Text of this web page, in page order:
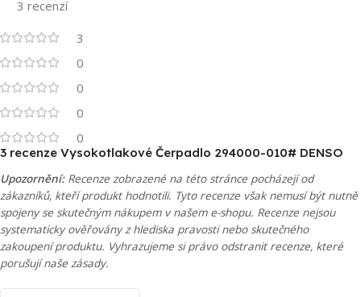
3 recenzí
3
0
0
0
0
3 recenze Vysokotlakové Čerpadlo 294000-010# DENSO
Upozornění:Recenze zobrazené na této stránce pocházejí od
zákazníků, kteří produkt hodnotili. Tyto recenze však nemusí být nutně
spojeny se skutečným nákupem v našem e-shopu. Recenze nejsou
systematicky ověřovány z hlediska pravosti nebo skutečného
zakoupení produktu. Vyhrazujeme si právo odstranit recenze, které
porušují naše zásady.